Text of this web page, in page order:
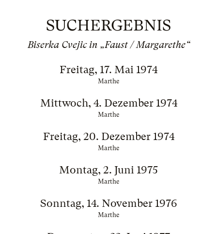
SUCHERGEBNIS
Biserka Cvejic in „Faust / Margarethe“
Freitag, 17. Mai 1974
Marthe
Mittwoch, 4. Dezember 1974
Marthe
Freitag, 20. Dezember 1974
Marthe
Montag, 2. Juni 1975
Marthe
Sonntag, 14. November 1976
Marthe